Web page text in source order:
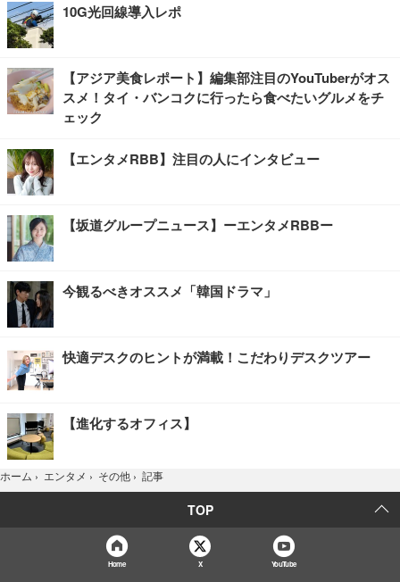
10G光回線導入レポ
【アジア美食レポート】編集部注目のYouTuberがオス
スメ！タイ・バンコクに行ったら食べたいグルメをチ
ェック
【エンタメRBB】注目の人にインタビュー
【坂道グループニュース】ーエンタメRBBー
今観るべきオススメ「韓国ドラマ」
快適デスクのヒントが満載！こだわりデスクツアー
【進化するオフィス】
ホーム › エンタメ › その他 › 記事
TOP
Home X YouTube